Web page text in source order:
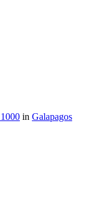
in Galapagos